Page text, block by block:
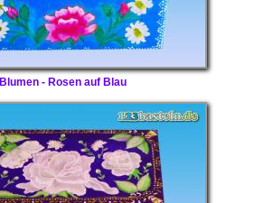
Blumen - Rosen auf Blau